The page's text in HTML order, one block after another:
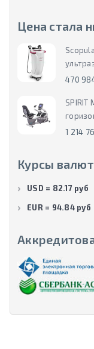
Цена стала
470
SPIRIT
1 214
Курсы валют
USD = 82.17 руб
EUR = 94.84 руб